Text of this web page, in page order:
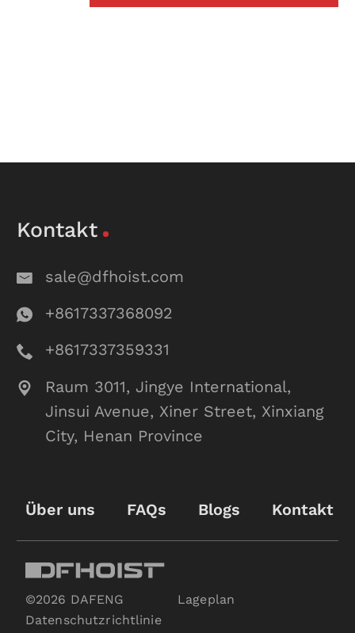
Kontakt
sale@dfhoist.com
+8617337368092
+8617337359331
Raum 3011, Jingye International,
Jinsui Avenue, Xiner Street, Xinxiang
City, Henan Province
Über uns FAQs Blogs Kontakt
©2026 DAFENG
Lageplan
Datenschutzrichtlinie